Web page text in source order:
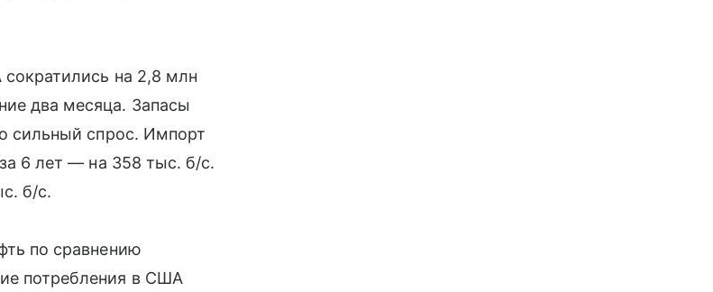
на 2,8 млн
два месяца. Запасы
сильный спрос. Импорт
6 лет — на 358 тыс. б/с.
б/с.
по сравнению
потребления в США